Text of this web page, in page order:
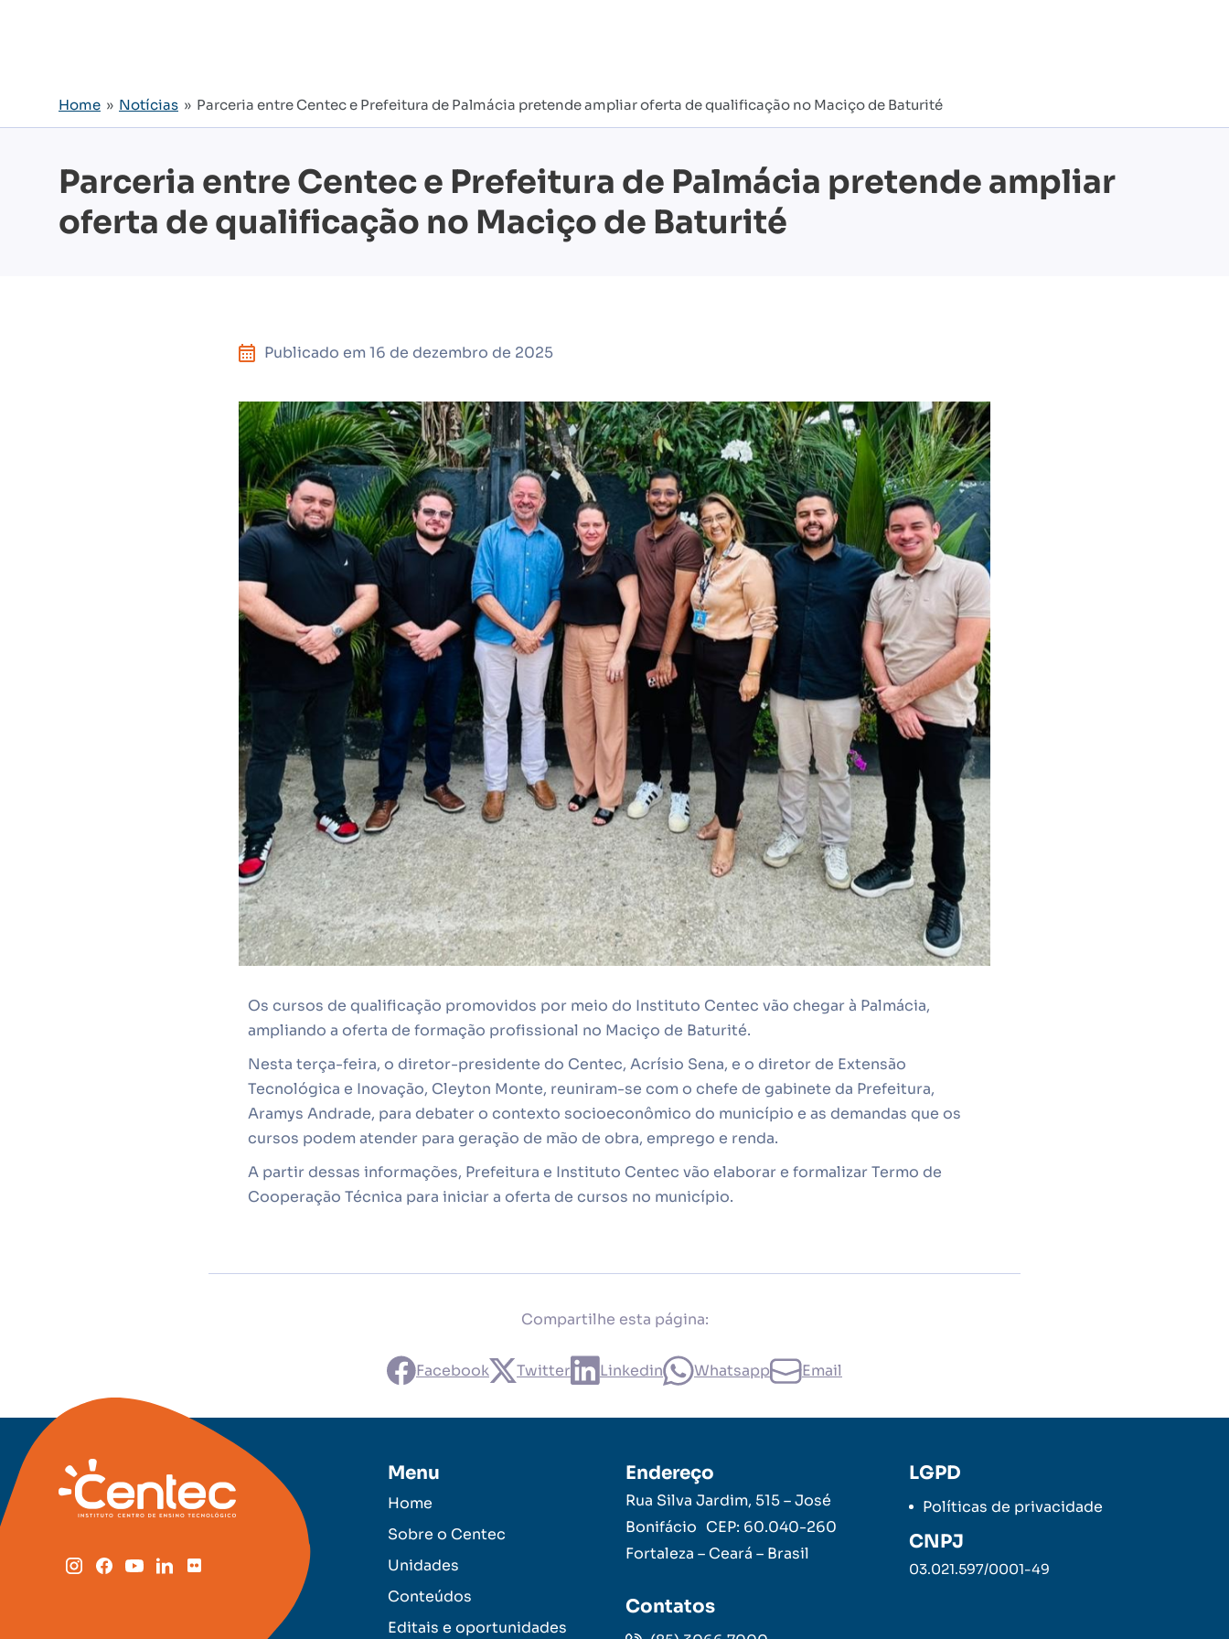
Home » Notícias » Parceria entre Centec e Prefeitura de Palmácia pretende ampliar oferta de qualificação no Maciço de Baturité
Parceria entre Centec e Prefeitura de Palmácia pretende ampliar
oferta de qualificação no Maciço de Baturité
Publicado em 16 de dezembro de 2025
Os cursos de qualificação promovidos por meio do Instituto Centec vão chegar à Palmácia,
ampliando a oferta de formação profissional no Maciço de Baturité.
Nesta terça-feira, o diretor-presidente do Centec, Acrísio Sena, e o diretor de Extensão
Tecnológica e Inovação, Cleyton Monte, reuniram-se com o chefe de gabinete da Prefeitura,
Aramys Andrade, para debater o contexto socioeconômico do município e as demandas que os
cursos podem atender para geração de mão de obra, emprego e renda.
A partir dessas informações, Prefeitura e Instituto Centec vão elaborar e formalizar Termo de
Cooperação Técnica para iniciar a oferta de cursos no município.
Compartilhe esta página:
Facebook Twitter Linkedin Whatsapp Email
Menu
Home
Sobre o Centec
Unidades
Conteúdos
Editais e oportunidades
Endereço
Rua Silva Jardim, 515 – José
Bonifácio CEP: 60.040-260
Fortaleza – Ceará – Brasil
Contatos
LGPD
Políticas de privacidade
CNPJ
03.021.597/0001-49